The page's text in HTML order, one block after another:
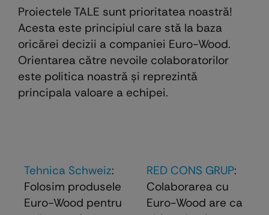
Proiectele TALE sunt prioritatea noastră!
Acesta este principiul care stă la baza
oricărei decizii a companiei Euro-Wood.
Orientarea către nevoile colaboratorilor
este politica noastră şi reprezintă
principala valoare a echipei.
Tehnica Schweiz:
Folosim produsele
Euro-Wood pentru
RED CONS GRUP:
Colaborarea cu
Euro-Wood are ca